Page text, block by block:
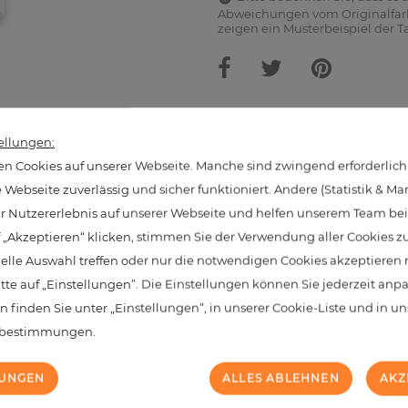
Abweichungen vom
zeigen ein Musterbeispiel der
Produkte aus dieser
NEU
Cookies auf unserer Webseite. Manche sind zwingend
zuverlässig und sicher funktioniert. Andere (Statistik &
Nutzererlebnis auf unserer Webseite und helfen unserem Team
„Akzeptieren“ klicken, stimmen Sie der Verwendung aller Cookies
Auswahl treffen oder nur die notwendigen Cookies akzeptieren
auf „Einstellungen“. Die Einstellungen können Sie jederzeit
finden Sie unter „Einstellungen“, in unserer Cookie-Liste und in
ALLES ABLEHNEN